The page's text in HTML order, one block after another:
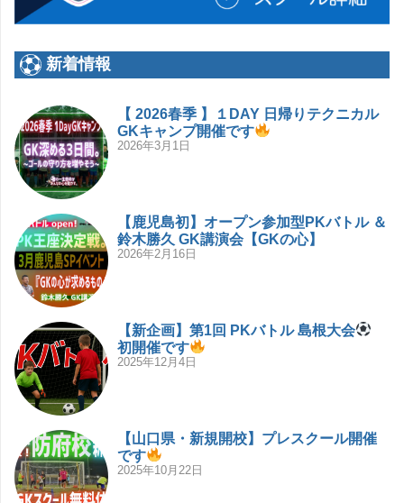
新着情報
【 2026春季 】１DAY 日帰りテクニカル
GKキャンプ開催です
2026年3月1日
【鹿児島初】オープン参加型PKバトル ＆
鈴木勝久 GK講演会【GKの心】
2026年2月16日
【新企画】第1回 PKバトル 島根大会
初開催です
2025年12月4日
【山口県・新規開校】プレスクール開催
です
2025年10月22日